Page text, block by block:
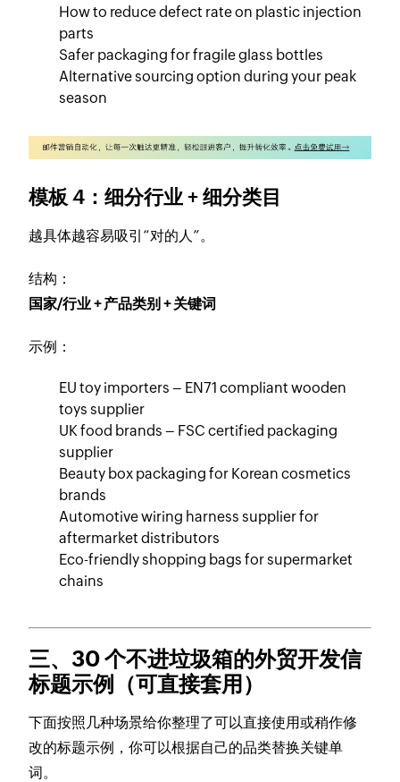
How to reduce defect rate on plastic injection
parts
Safer packaging for fragile glass bottles
Alternative sourcing option during your peak
season
模板 4：细分行业 + 细分类目
越具体越容易吸引“对的人”。
结构：
国家/行业 + 产品类别 + 关键词
示例：
EU toy importers – EN71 compliant wooden
toys supplier
UK food brands – FSC certified packaging
supplier
Beauty box packaging for Korean cosmetics
brands
Automotive wiring harness supplier for
aftermarket distributors
Eco-friendly shopping bags for supermarket
chains
三、30 个不进垃圾箱的外贸开发信
标题示例（可直接套用）
下面按照几种场景给你整理了可以直接使用或稍作修
改的标题示例，你可以根据自己的品类替换关键单
词。